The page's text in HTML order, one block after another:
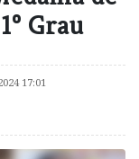
Grau
17:01